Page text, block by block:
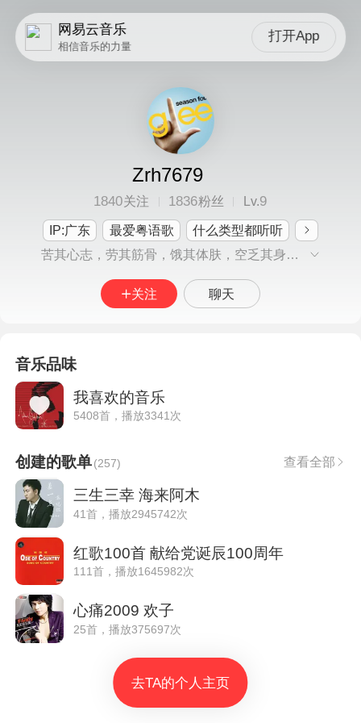
网易云音乐
相信音乐的力量
打开App
Zrh7679
1840关注 1836粉丝 Lv.9
IP:广东 最爱粤语歌
什么类型都听听
苦其心志，劳其筋骨，饿其体肤，空乏其身，行拂乱其所为，所以动心忍性，曾益其所不能
关注 聊天
音乐品味
我喜欢的音乐
5408首，播放3341次
创建的歌单(257) 查看全部
三生三幸 海来阿木
41首，播放2945742次
红歌100首 献给党诞辰100周年
111首，播放1645982次
心痛2009 欢子
25首，播放375697次
去TA的个人主页